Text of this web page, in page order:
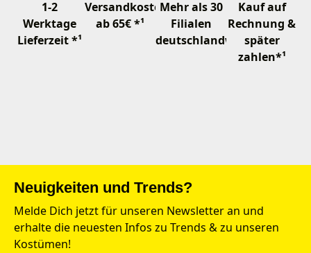
1-2
Werktage
Lieferzeit *¹
Versandkostenfrei
ab 65€ *¹
Mehr als 30
Filialen
deutschlandweit
Kauf auf
Rechnung &
später
zahlen*¹
Neuigkeiten und Trends?
Melde Dich jetzt für unseren Newsletter an und
erhalte die neuesten Infos zu Trends & zu unseren
Kostümen!